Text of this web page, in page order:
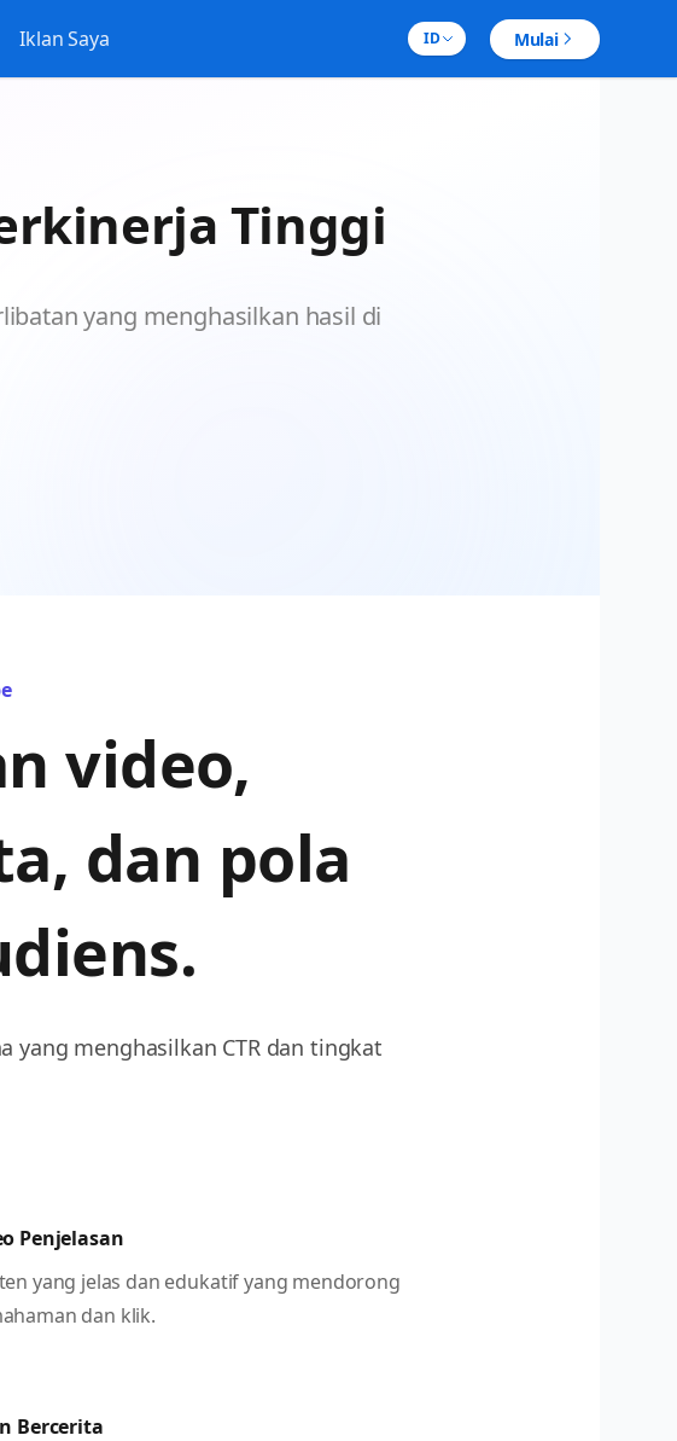
Iklan Saya ID Mulai
Tinggi
yang menghasilkan hasil di
video,
dan pola
yang menghasilkan CTR dan tingkat
Penjelasan
yang jelas dan edukatif yang mendorong
dan klik.
Bercerita